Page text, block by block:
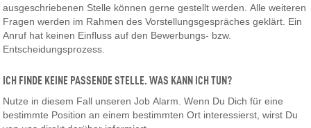
ausgeschriebenen Stelle können gerne gestellt werden. Alle weiteren
Fragen werden im Rahmen des Vorstellungsgespräches geklärt. Ein
Anruf hat keinen Einfluss auf den Bewerbungs- bzw.
Entscheidungsprozess.
ICH FINDE KEINE PASSENDE STELLE. WAS KANN ICH TUN?
Nutze in diesem Fall unseren Job Alarm. Wenn Du Dich für eine
bestimmte Position an einem bestimmten Ort interessierst, wirst Du